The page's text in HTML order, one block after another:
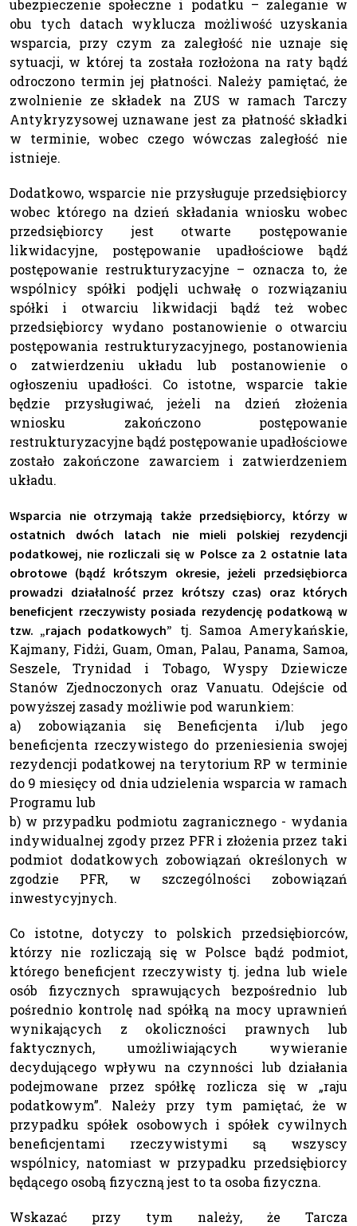
ubezpieczenie społeczne i podatku – zaleganie w
obu tych datach wyklucza możliwość uzyskania
wsparcia, przy czym za zaległość nie uznaje się
sytuacji, w której ta została rozłożona na raty bądź
odroczono termin jej płatności. Należy pamiętać, że
zwolnienie ze składek na ZUS w ramach Tarczy
Antykryzysowej uznawane jest za płatność składki
w terminie, wobec czego wówczas zaległość nie
istnieje.
Dodatkowo, wsparcie nie przysługuje przedsiębiorcy
wobec którego na dzień składania wniosku wobec
przedsiębiorcy jest otwarte postępowanie
likwidacyjne, postępowanie upadłościowe bądź
postępowanie restrukturyzacyjne – oznacza to, że
wspólnicy spółki podjęli uchwałę o rozwiązaniu
spółki i otwarciu likwidacji bądź też wobec
przedsiębiorcy wydano postanowienie o otwarciu
postępowania restrukturyzacyjnego, postanowienia
o zatwierdzeniu układu lub postanowienie o
ogłoszeniu upadłości. Co istotne, wsparcie takie
będzie przysługiwać, jeżeli na dzień złożenia
wniosku zakończono postępowanie
restrukturyzacyjne bądź postępowanie upadłościowe
zostało zakończone zawarciem i zatwierdzeniem
układu.
Wsparcia nie otrzymają także przedsiębiorcy, którzy w
ostatnich dwóch latach nie mieli polskiej rezydencji
podatkowej, nie rozliczali się w Polsce za 2 ostatnie lata
obrotowe (bądź krótszym okresie, jeżeli przedsiębiorca
prowadzi działalność przez krótszy czas) oraz których
beneficjent rzeczywisty posiada rezydencję podatkową w
tzw. „rajach podatkowych” tj. Samoa Amerykańskie,
Kajmany, Fidżi, Guam, Oman, Palau, Panama, Samoa,
Seszele, Trynidad i Tobago, Wyspy Dziewicze
Stanów Zjednoczonych oraz Vanuatu. Odejście od
powyższej zasady możliwie pod warunkiem:
a) zobowiązania się Beneficjenta i/lub jego
beneficjenta rzeczywistego do przeniesienia swojej
rezydencji podatkowej na terytorium RP w terminie
do 9 miesięcy od dnia udzielenia wsparcia w ramach
Programu lub
b) w przypadku podmiotu zagranicznego - wydania
indywidualnej zgody przez PFR i złożenia przez taki
podmiot dodatkowych zobowiązań określonych w
zgodzie PFR, w szczególności zobowiązań
inwestycyjnych.
Co istotne, dotyczy to polskich przedsiębiorców,
którzy nie rozliczają się w Polsce bądź podmiot,
którego beneficjent rzeczywisty tj. jedna lub wiele
osób fizycznych sprawujących bezpośrednio lub
pośrednio kontrolę nad spółką na mocy uprawnień
wynikających z okoliczności prawnych lub
faktycznych, umożliwiających wywieranie
decydującego wpływu na czynności lub działania
podejmowane przez spółkę rozlicza się w „raju
podatkowym”. Należy przy tym pamiętać, że w
przypadku spółek osobowych i spółek cywilnych
beneficjentami rzeczywistymi są wszyscy
wspólnicy, natomiast w przypadku przedsiębiorcy
będącego osobą fizyczną jest to ta osoba fizyczna.
Wskazać przy tym należy, że Tarcza